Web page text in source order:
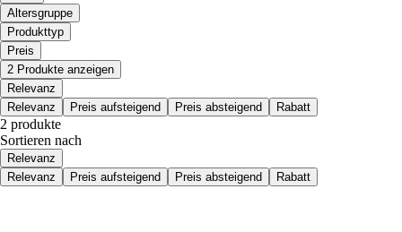
Altersgruppe
Produkttyp
Preis
2 Produkte anzeigen
Relevanz
Relevanz
Preis aufsteigend Preis absteigend Rabatt
2 produkte
Sortieren nach
Relevanz
Relevanz
Preis aufsteigend Preis absteigend Rabatt